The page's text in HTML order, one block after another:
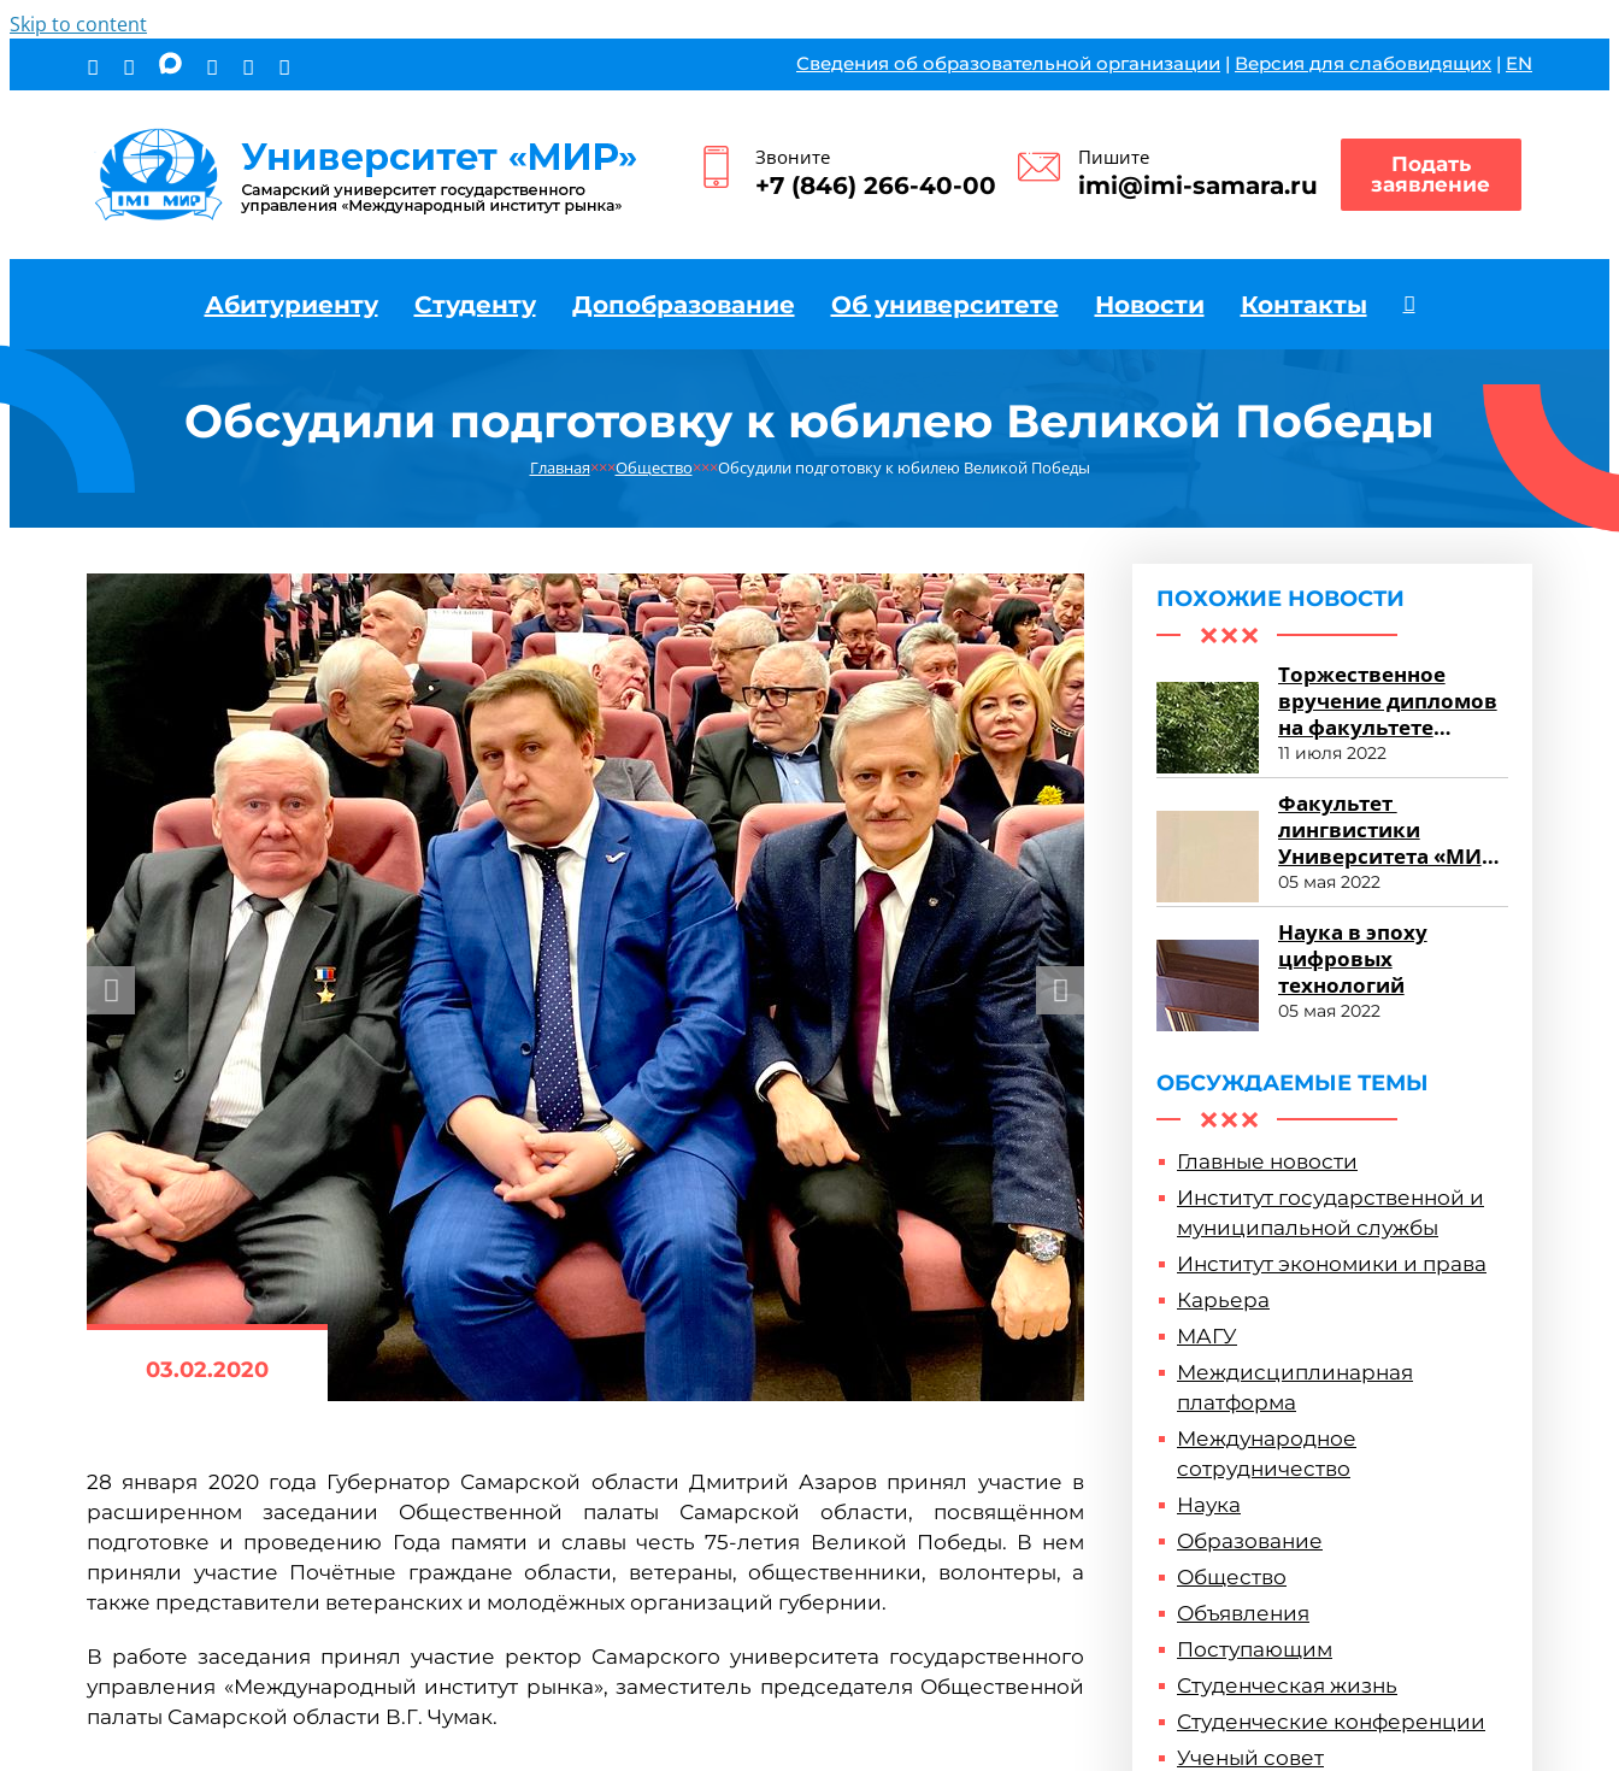
Skip to content
Сведения об образовательной организации | Версия для слабовидящих | EN
Звоните
+7 (846) 266-40-00
Пишите
imi@imi-samara.ru
Подать
заявление
Абитуриенту Студенту Допобразование Об университете Новости Контакты
Обсудили подготовку к юбилею Великой Победы
Главная×××Общество×××Обсудили подготовку к юбилею Великой Победы
03.02.2020
28 января 2020 года Губернатор Самарской области Дмитрий Азаров принял участие в
расширенном заседании Общественной палаты Самарской области, посвящённом
подготовке и проведению Года памяти и славы честь 75-летия Великой Победы. В нем
приняли участие Почётные граждане области, ветераны, общественники, волонтеры, а
также представители ветеранских и молодёжных организаций губернии.
В работе заседания принял участие ректор Самарского университета государственного
управления «Международный институт рынка», заместитель председателя Общественной
палаты Самарской области В.Г. Чумак.
ПОХОЖИЕ НОВОСТИ
Торжественное
вручение дипломов
на факультете
среднего
профессионального
образования
11 июля 2022
Факультет
лингвистики
Университета «МИР»
глазами
работодателя
05 мая 2022
Наука в эпоху
цифровых
технологий
05 мая 2022
ОБСУЖДАЕМЫЕ ТЕМЫ
Главные новости
Институт государственной и
муниципальной службы
Институт экономики и права
Карьера
МАГУ
Междисциплинарная
платформа
Международное
сотрудничество
Наука
Образование
Общество
Объявления
Поступающим
Студенческая жизнь
Студенческие конференции
Ученый совет